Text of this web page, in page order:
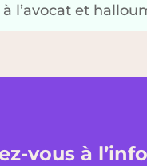
à l’avocat et
vous à